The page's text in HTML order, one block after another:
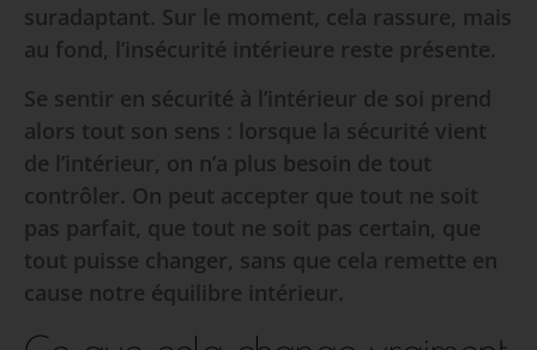
suradaptant. Sur le moment, cela rassure, mais
au fond, l’insécurité intérieure reste présente.
Se sentir en sécurité à l’intérieur de soi prend
alors tout son sens : lorsque la sécurité vient
de l’intérieur, on n’a plus besoin de tout
contrôler. On peut accepter que tout ne soit
pas parfait, que tout ne soit pas certain, que
tout puisse changer, sans que cela remette en
cause notre équilibre intérieur.